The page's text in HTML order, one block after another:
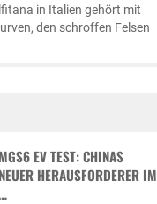
in Italien gehört mit
den schroffen Felsen
MGS6 EV TEST: CHINAS
NEUER HERAUSFORDERER IM